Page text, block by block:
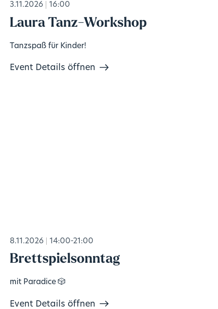
3.11.2026 16:00
Laura Tanz-Workshop
Tanzspaß für Kinder!
Event Details öffnen
8.11.2026 14:00-21:00
Brettspielsonntag
mit Paradice 🎲
Event Details öffnen